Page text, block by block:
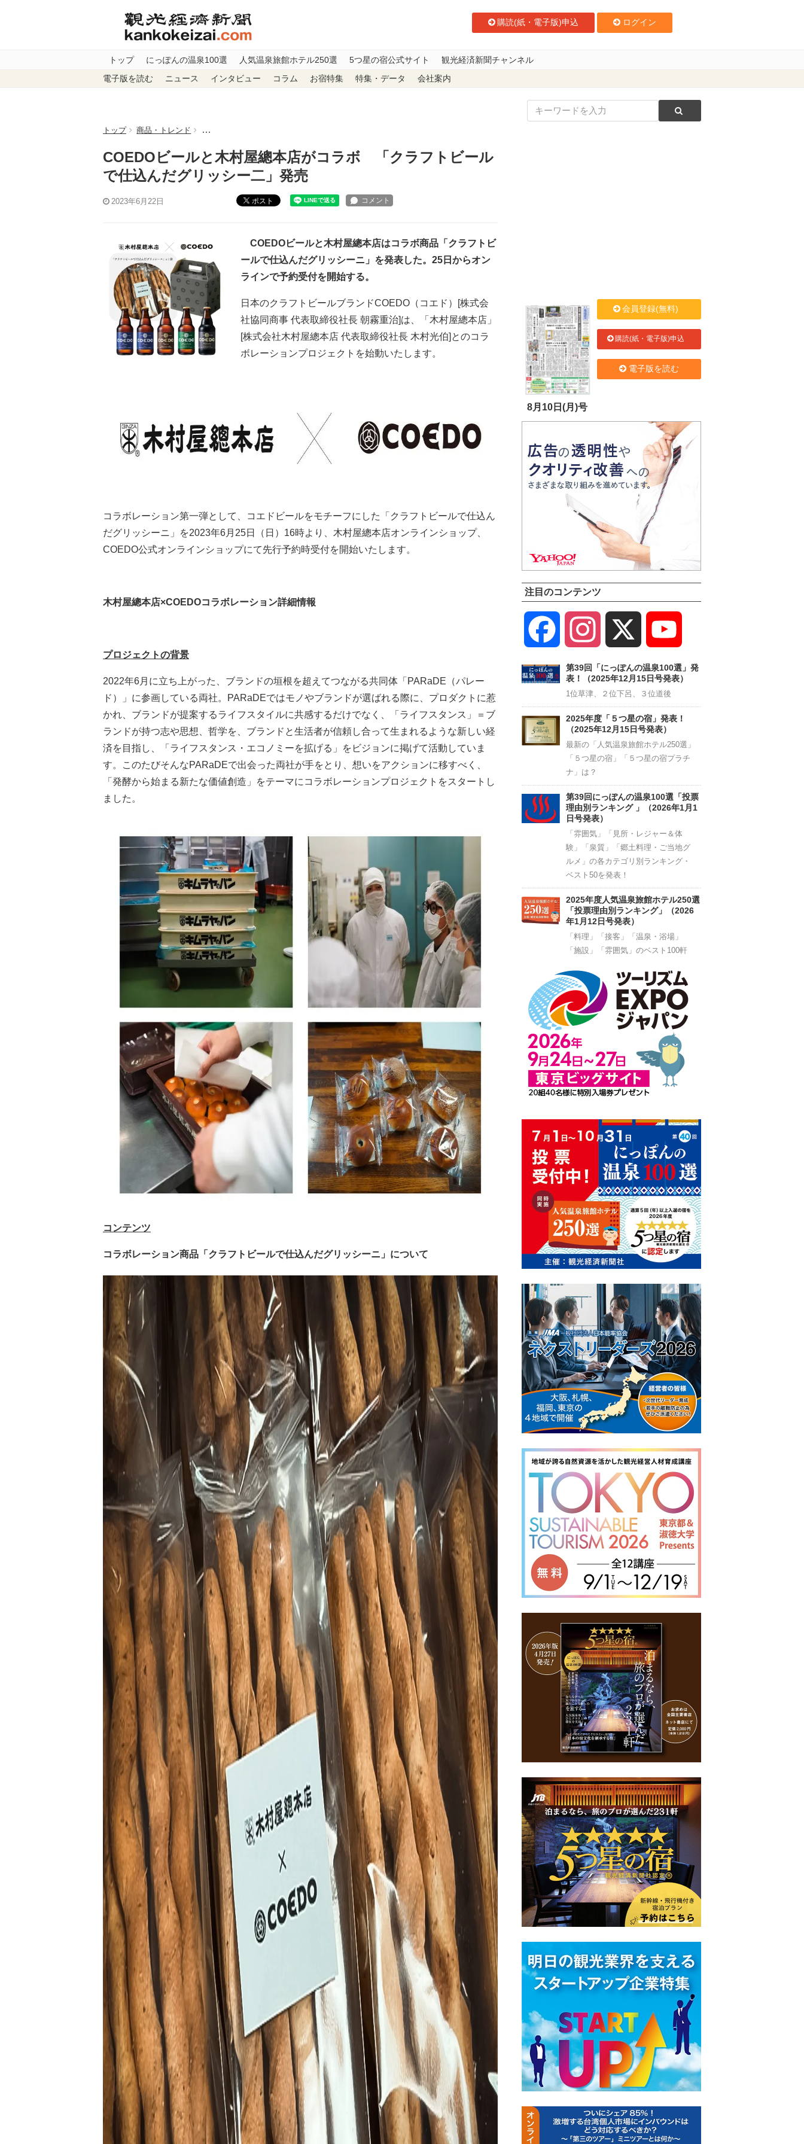
購読(紙・電子版)申込 ログイン
トップ にっぽんの温泉100選 人気温泉旅館ホテル250選 5つ星の宿公式サイト 観光経済新聞チャンネル
電子版を読む ニュース インタビュー コラム お宿特集 特集・データ 会社案内
トップ 商品・トレンド COEDOビールと木村屋總本店がコラボ 「クラフトビールで仕込んだグリッシー二」発売
COEDOビールと木村屋總本店がコラボ 「クラフトビール
で仕込んだグリッシー二」発売
2023年6月22日 ポスト
COEDOビールと木村屋總本店はコラボ商品「クラフトビ
ールで仕込んだグリッシーニ」を発表した。25日からオン
ラインで予約受付を開始する。
日本のクラフトビールブランドCOEDO（コエド）[株式会
社協同商事 代表取締役社長 朝霧重治]は、「木村屋總本店」
[株式会社木村屋總本店 代表取締役社長 木村光伯]とのコラ
ボレーションプロジェクトを始動いたします。
コラボレーション第一弾として、コエドビールをモチーフにした「クラフトビールで仕込ん
だグリッシーニ」を2023年6月25日（日）16時より、木村屋總本店オンラインショップ、
COEDO公式オンラインショップにて先行予約時受付を開始いたします。
木村屋總本店×COEDOコラボレーション詳細情報
プロジェクトの背景
2022年6月に立ち上がった、ブランドの垣根を超えてつながる共同体「PARaDE（パレー
ド）」に参画している両社。PARaDEではモノやブランドが選ばれる際に、プロダクトに惹
かれ、ブランドが提案するライフスタイルに共感するだけでなく、「ライフスタンス」＝ブ
ランドが持つ志や思想、哲学を、ブランドと生活者が信頼し合って生まれるような新しい経
済を目指し、「ライフスタンス・エコノミーを拡げる」をビジョンに掲げて活動していま
す。このたびそんなPARaDEで出会った両社が手をとり、想いをアクションに移すべく、
「発酵から始まる新たな価値創造」をテーマにコラボレーションプロジェクトをスタートし
ました。
コンテンツ
コラボレーション商品「クラフトビールで仕込んだグリッシーニ」について
8月10日(月)号
会員登録(無料)
購読(紙・電子版)申込
電子版を読む
注目のコンテンツ
Facebook Instagram
Channel
第39回「にっぽんの温泉100選」発
表！（2025年12月15日号発表）
1位草津、２位下呂、３位道後
2025年度「５つ星の宿」発表！
（2025年12月15日号発表）
最新の「人気温泉旅館ホテル250選」
「５つ星の宿」「５つ星の宿プラチ
ナ」は？
第39回にっぽんの温泉100選「投票
理由別ランキング 」（2026年1月1
日号発表）
「雰囲気」「見所・レジャー＆体
験」「泉質」「郷土料理・ご当地グ
ルメ」の各カテゴリ別ランキング・
ベスト50を発表！
2025年度人気温泉旅館ホテル250選
「投票理由別ランキング」（2026
年1月12日号発表）
「料理」「接客」「温泉・浴場」
「施設」「雰囲気」のベスト100軒